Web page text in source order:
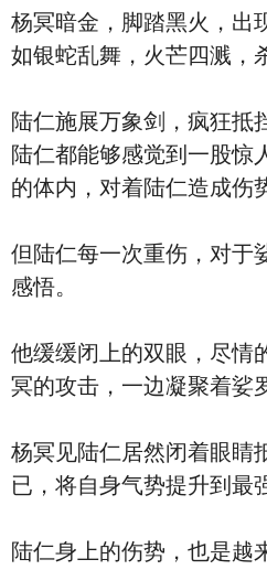
杨冥暗金，脚踏黑火，出
如银蛇乱舞，火芒四溅，
陆仁施展万象剑，疯狂抵
陆仁都能够感觉到一股惊
的体内，对着陆仁造成伤
但陆仁每一次重伤，对于
感悟。
他缓缓闭上的双眼，尽情
冥的攻击，一边凝聚着娑
杨冥见陆仁居然闭着眼睛
已，将自身气势提升到最
陆仁身上的伤势，也是越